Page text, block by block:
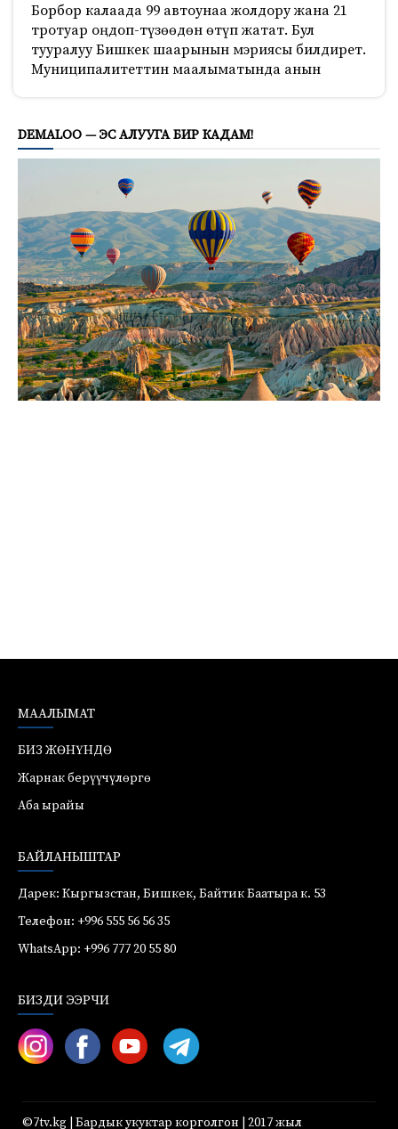
Борбор калаада 99 автоунаа жолдору жана 21
тротуар оңдоп-түзөөдөн өтүп жатат. Бул
тууралуу Бишкек шаарынын мэриясы билдирет.
Муниципалитеттин маалыматында анын
DEMALOO — ЭС АЛУУГА БИР КАДАМ!
МААЛЫМАТ
БИЗ ЖӨНҮНДӨ
Жарнак берүүчүлөргө
Аба ырайы
БАЙЛАНЫШТАР
Дарек: Кыргызстан, Бишкек, Байтик Баатыра к. 53
Телефон: +996 555 56 56 35
WhatsApp: +996 777 20 55 80
БИЗДИ ЭЭРЧИ
©7tv.kg | Бардык укуктар корголгон | 2017 жыл